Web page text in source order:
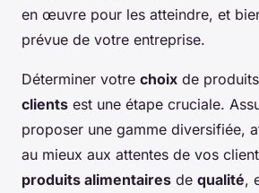
en œuvre pour les atteindre, et
prévue de votre entreprise.
Déterminer votre choix de
clients est une étape cruciale.
proposer une gamme diversifiée,
au mieux aux attentes de vos
produits alimentaires de qualité,